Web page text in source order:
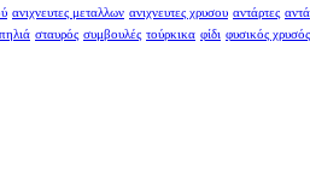
ανιχνευτες μεταλλων ανιχνευτες χρυσου αντάρτες
σταυρός συμβουλές τούρκικα φίδι φυσικός χρυσός